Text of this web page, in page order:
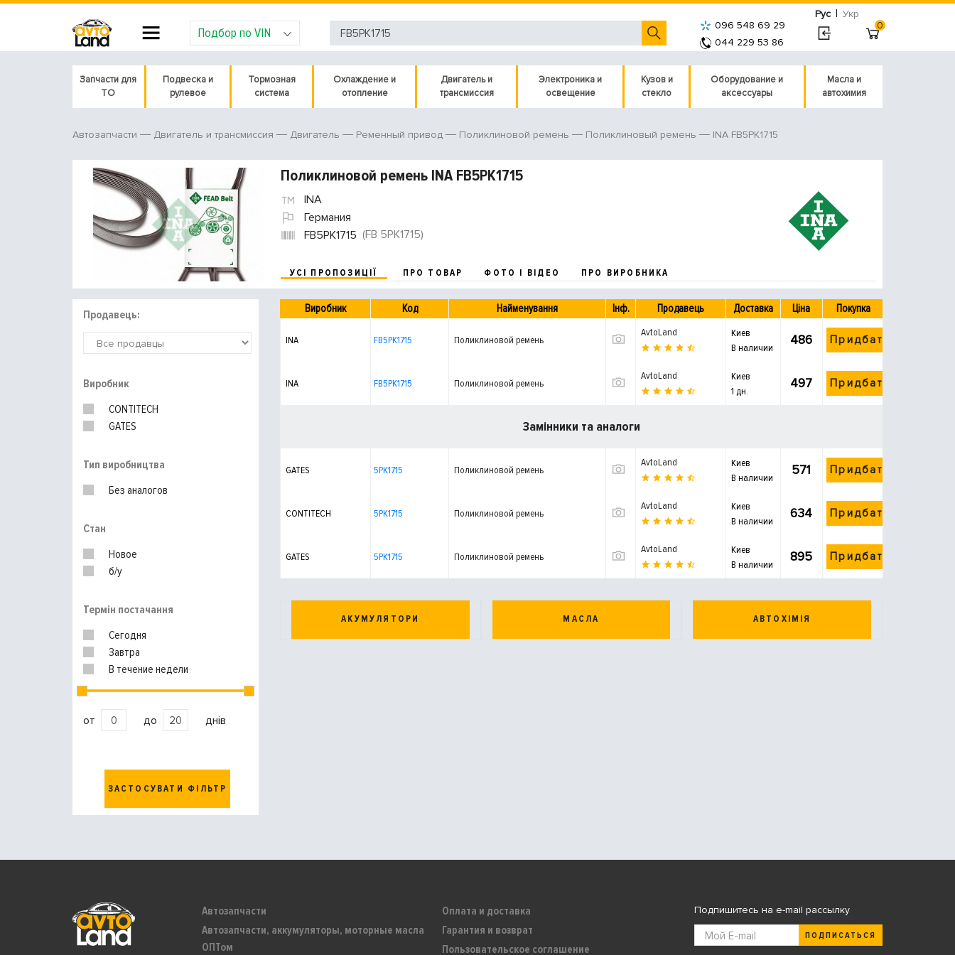
Рус | Укр
Подбор по VIN
096 548 69 29
044 229 53 86
0
Запчасти для
ТО
Подвеска и
рулевое
Тормозная
система
Охлаждение и
отопление
Двигатель и
трансмиссия
Электроника и
освещение
Кузов и
стекло
Оборудование и
аксессуары
Масла и
автохимия
Автозапчасти Двигатель и трансмиссия Двигатель Ременный привод Поликлиновой ремень Поликлиновый ремень INA FB5PK1715
Поликлиновой ремень INA FB5PK1715
INA
Германия
FB5PK1715 (FB 5PK1715)
УСІ ПРОПОЗИЦІЇ ПРО ТОВАР ФОТО І ВІДЕО ПРО ВИРОБНИКА
Продавець:
Виробник
CONTITECH
GATES
Тип виробництва
Без аналогов
Стан
Новое
б/у
Термін постачання
Сегодня
Завтра
В течение недели
от до днів
ЗАСТОСУВАТИ ФІЛЬТР
Виробник Код Найменування Інф. Продавець Доставка Ціна Покупка
INA FB5PK1715 Поликлиновой ремень
AvtoLand
Киев
В наличии
486 Придбати
INA FB5PK1715 Поликлиновой ремень
AvtoLand
Киев
1 дн.
497 Придбати
Замінники та аналоги
GATES 5PK1715 Поликлиновой ремень
AvtoLand
Киев
В наличии
571 Придбати
CONTITECH 5PK1715 Поликлиновой ремень
AvtoLand
Киев
В наличии
634 Придбати
GATES 5PK1715 Поликлиновой ремень
AvtoLand
Киев
В наличии
895 Придбати
АКУМУЛЯТОРИ МАСЛА АВТОХІМІЯ
Автозапчасти
Автозапчасти, аккумуляторы, моторные масла
ОПТом
Оплата и доставка
Гарантия и возврат
Пользовательское соглашение
Подпишитесь на e-mail рассылку
ПОДПИСАТЬСЯ